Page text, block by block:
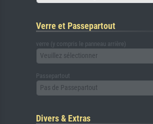
Verre et Passepartout
verre (y compris le panneau arrière)
Veuillez sélectionner
Passepartout
Pas de Passepartout
Divers & Extras